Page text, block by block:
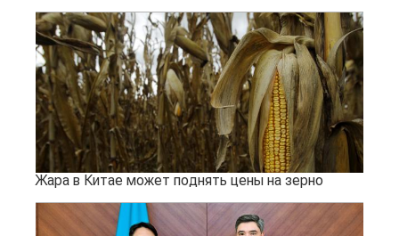
Жара в Китае может поднять цены на зерно